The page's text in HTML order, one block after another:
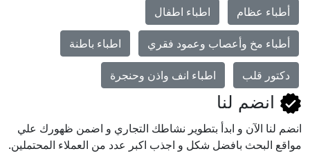
أطباء عظام اطباء اطفال
أطباء مخ وأعصاب وعمود فقري اطباء باطنة
دكتور قلب اطباء انف واذن وحنجرة
انضم لنا
انضم لنا اﻵن و ابدأ بتطوير نشاطك التجاري و اضمن ظهورك علي
مواقع البحث بافضل شكل و اجذب اكبر عدد من العملاء المحتملين.